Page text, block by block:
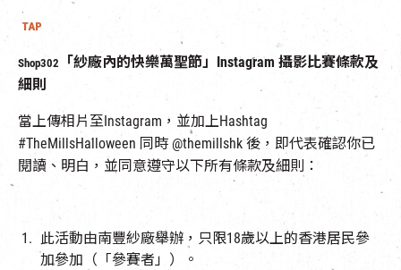
TAP
Shop302
「紗廠內的快樂萬聖節」Instagram 攝影比賽條款及
細則
當上傳相片至Instagram，並加上Hashtag
#TheMillsHalloween 同時 @themillshk 後，即代表確認你已
閱讀、明白，並同意遵守以下所有條款及細則：
此活動由南豐紗廠舉辦，只限18歲以上的香港居民參
加參加（「參賽者」）。